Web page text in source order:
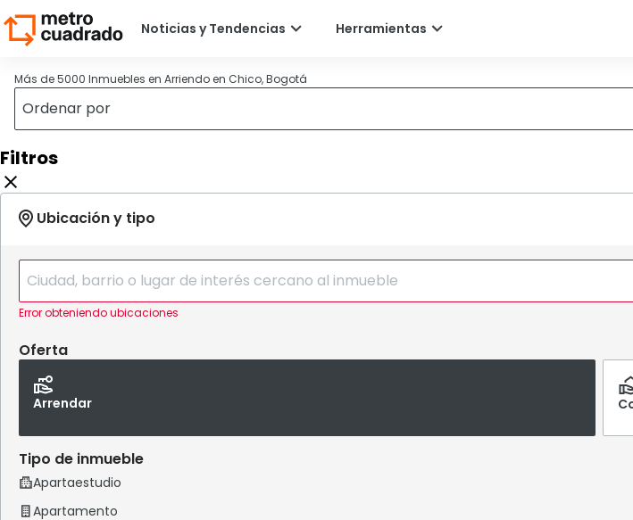
Más de 5000 Inmuebles en Arriendo en Chico, Bogotá
Filtros
Error obteniendo ubicaciones
Oferta
Arrendar
Tipo de inmueble